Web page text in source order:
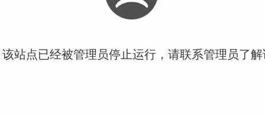
站点已经被管理员停止运行，请联系管理员了